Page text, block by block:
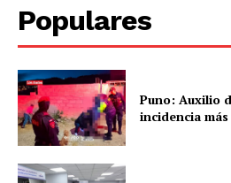
Populares
Puno: Auxilio
incidencia